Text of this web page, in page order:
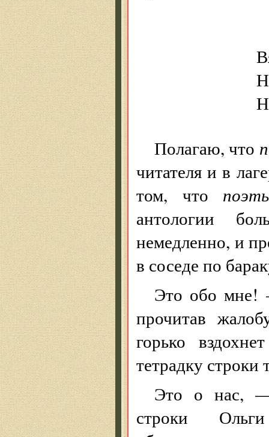
Полагаю, что
читателя и в
том, что
антологии
немедленно, и
в соседе по
Это обо мне!
прочитав
горько
тетрадку строки
Это о нас, —
строки